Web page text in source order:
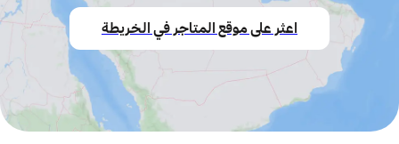
اعثر على موقع المتاجر في الخريطة